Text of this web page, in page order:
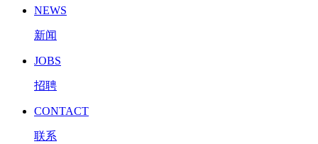
NEWS
新闻
JOBS
招聘
CONTACT
联系